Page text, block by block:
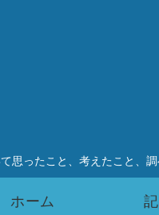
思ったこと、考えたこと、
ホーム